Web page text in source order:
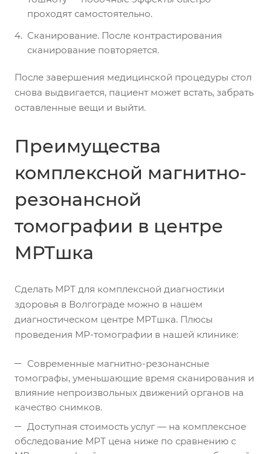
проходят самостоятельно.
Сканирование. После контрастирования
сканирование повторяется.
После завершения медицинской процедуры стол
снова выдвигается, пациент может встать, забрать
оставленные вещи и выйти.
Преимущества
комплексной магнитно-
резонансной
томографии в центре
МРТшка
Сделать МРТ для комплексной диагностики
здоровья в Волгограде можно в нашем
диагностическом центре МРТшка. Плюсы
проведения МР-томографии в нашей клинике:
Современные магнитно-резонансные
томографы, уменьшающие время сканирования и
влияние непроизвольных движений органов на
качество снимков.
Доступная стоимость услуг — на комплексное
обследование МРТ цена ниже по сравнению с